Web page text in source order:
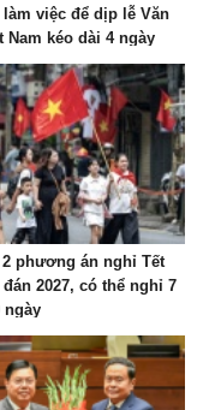
việc để dịp lễ Văn
Nam kéo dài 4 ngày
phương án nghỉ Tết
đán 2027, có thể nghỉ 7
ngày